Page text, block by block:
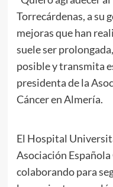
Torrecárdenas, a su
mejoras que han
suele ser
posible y transmita
presidenta de la
Cáncer en Almería.
El Hospital
Asociación
colaborando para